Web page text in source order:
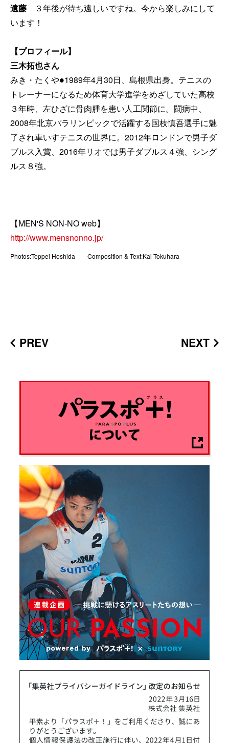
遠藤 ３年後が待ち遠しいですね。今から楽しみにして
います！
【プロフィール】
三木拓也さん
みき・たくや●1989年4月30日、島根県出身。テニスの
トレーナーになるため体育大学進学をめざしていた高校
３年時、左ひざに骨肉腫を患い人工関節に。闘病中、
2008年北京パラリンピックで活躍する国枝慎吾選手に魅
了され車いすテニスの世界に。2012年ロンドンで男子ダ
ブルス入賞、2016年リオでは男子ダブルス４強、シング
ルス８強。
【MEN'S NON-NO web】
http://www.mensnonno.jp/
Photos:Teppei Hoshida Composition & Text:Kai Tokuhara
PREV NEXT